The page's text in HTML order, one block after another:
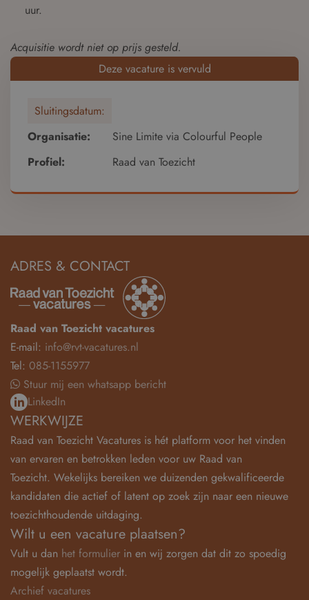
uur.
Acquisitie wordt niet op prijs gesteld.
Deze vacature is vervuld
Sluitingsdatum:
Organisatie:
Sine Limite via Colourful People
Profiel:
Raad van Toezicht
ADRES & CONTACT
Raad van Toezicht vacatures
E-mail: info@rvt-vacatures.nl
Tel: 085-1155977
Stuur mij een whatsapp bericht
LinkedIn
WERKWIJZE
Raad van Toezicht Vacatures is hét platform voor het vinden
van ervaren en betrokken leden voor uw Raad van
Toezicht. Wekelijks bereiken we duizenden gekwalificeerde
kandidaten die actief of latent op zoek zijn naar een nieuwe
toezichthoudende uitdaging.
Wilt u een vacature plaatsen?
Vult u dan het formulier in en wij zorgen dat dit zo spoedig
mogelijk geplaatst wordt.
Archief vacatures